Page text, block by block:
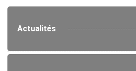
Actualités